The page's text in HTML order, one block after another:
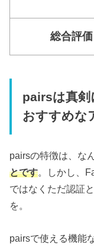
総合評価
pairsは真剣
おすすめな
pairsの特徴は、な
とです。しかし、
ではなくただ認証
を。
pairsで使える機能